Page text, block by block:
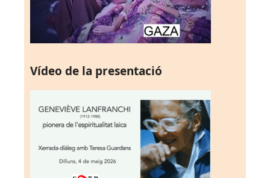
Vídeo de la presentació